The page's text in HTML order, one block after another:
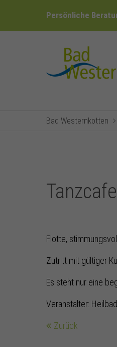
Persönliche
Bad Westernkotten
Flotte,
Zutritt mit gültiger
Es steht nur eine
Veranstalter:
Zurück